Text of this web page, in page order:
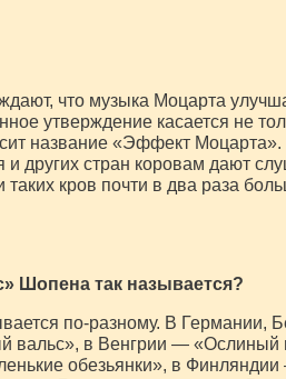
что музыка Моцарта
утверждение касается не
название «Эффект
других стран коровам дают
таких кров почти в два раза
Шопена так называется?
по-разному. В Германии,
вальс», в Венгрии —
обезьянки», в